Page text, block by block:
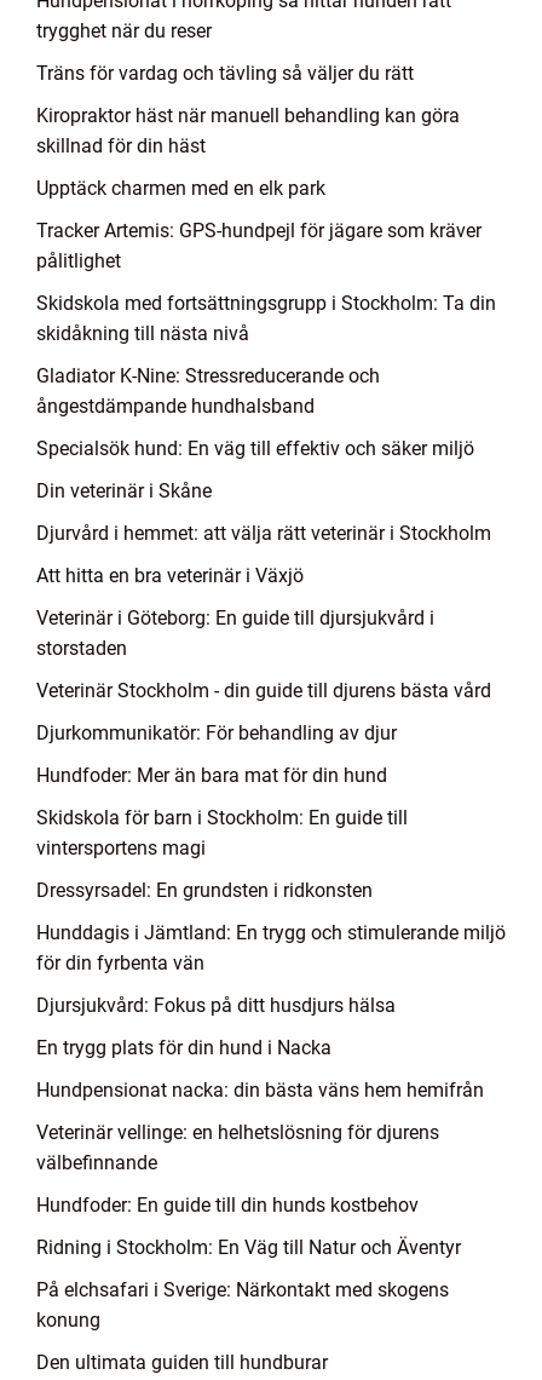
trygghet när du reser
Träns för vardag och tävling så väljer du rätt
Kiropraktor häst när manuell behandling kan göra
skillnad för din häst
Upptäck charmen med en elk park
Tracker Artemis: GPS-hundpejl för jägare som kräver
pålitlighet
Skidskola med fortsättningsgrupp i Stockholm: Ta din
skidåkning till nästa nivå
Gladiator K-Nine: Stressreducerande och
ångestdämpande hundhalsband
Specialsök hund: En väg till effektiv och säker miljö
Din veterinär i Skåne
Djurvård i hemmet: att välja rätt veterinär i Stockholm
Att hitta en bra veterinär i Växjö
Veterinär i Göteborg: En guide till djursjukvård i
storstaden
Veterinär Stockholm - din guide till djurens bästa vård
Djurkommunikatör: För behandling av djur
Hundfoder: Mer än bara mat för din hund
Skidskola för barn i Stockholm: En guide till
vintersportens magi
Dressyrsadel: En grundsten i ridkonsten
Hunddagis i Jämtland: En trygg och stimulerande miljö
för din fyrbenta vän
Djursjukvård: Fokus på ditt husdjurs hälsa
En trygg plats för din hund i Nacka
Hundpensionat nacka: din bästa väns hem hemifrån
Veterinär vellinge: en helhetslösning för djurens
välbefinnande
Hundfoder: En guide till din hunds kostbehov
Ridning i Stockholm: En Väg till Natur och Äventyr
På elchsafari i Sverige: Närkontakt med skogens
konung
Den ultimata guiden till hundburar